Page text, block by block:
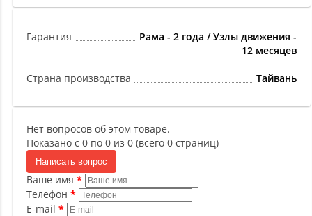
Гарантия
Рама - 2 года / Узлы движения -
12 месяцев
Страна производства Тайвань
Нет вопросов об этом товаре.
Показано с 0 по 0 из 0 (всего 0 страниц)
Написать вопрос
Ваше имя
Телефон
E-mail